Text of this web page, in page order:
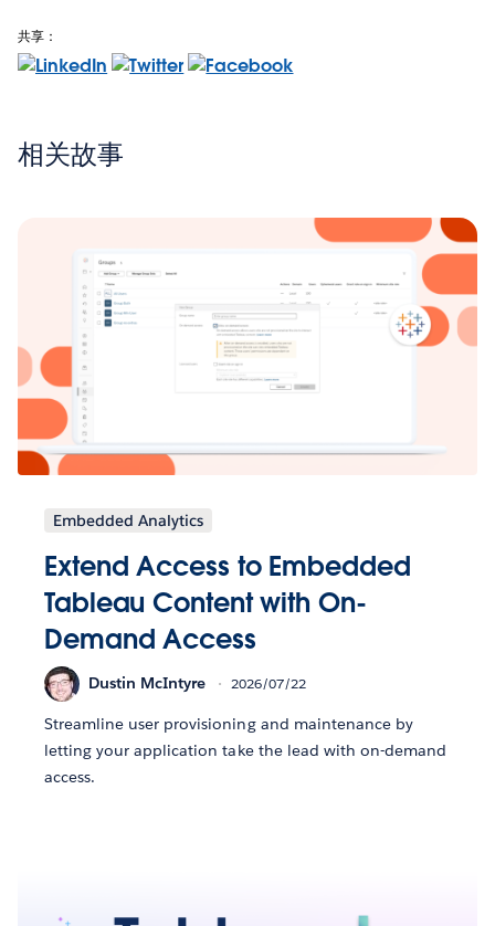
共享：
相关故事
Embedded Analytics
Extend Access to Embedded
Tableau Content with On-
Demand Access
Dustin McIntyre 2026/07/22
Streamline user provisioning and maintenance by
letting your application take the lead with on-demand
access.